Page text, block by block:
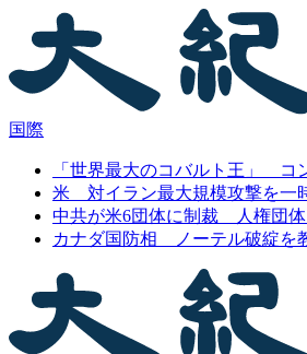
国際
「世界最大のコバルト王」
米 対イラン最大規模攻撃を一
中共が米6団体に制裁 人権団体
カナダ国防相 ノーテル破綻を